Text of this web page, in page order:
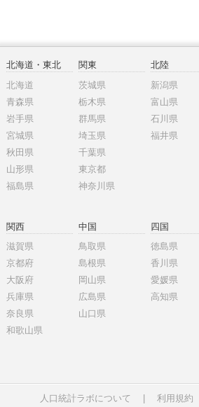
北海道・東北
北海道
青森県
岩手県
宮城県
秋田県
山形県
福島県
関東
茨城県
栃木県
群馬県
埼玉県
千葉県
東京都
神奈川県
北陸
新潟県
富山県
石川県
福井県
関西
滋賀県
京都府
大阪府
兵庫県
奈良県
和歌山県
中国
鳥取県
島根県
岡山県
広島県
山口県
四国
徳島県
香川県
愛媛県
高知県
人口統計ラボについて 利用規約